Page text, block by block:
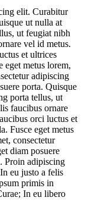
elit. Curabitur
ut nulla at
ut feugiat nibh
vel id metus.
et ultrices
eget metus lorem,
adipiscing
porta. Quisque
porta tellus, ut
faucibus ornare
orci luctus et
Fusce eget metus
consectetur
diam posuere
Proin adipiscing
eu justo a felis
primis in
In eu libero